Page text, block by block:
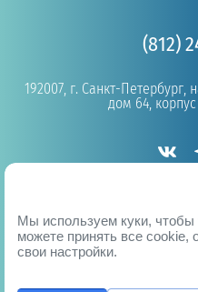
(812)
192007, г. Санкт-
дом 64,
Мы используем куки,
можете принять все cookie,
свои настройки.